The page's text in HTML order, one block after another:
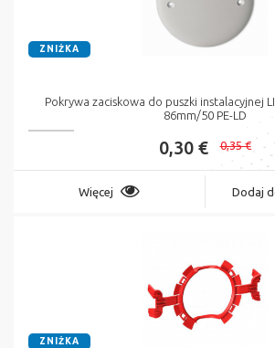
ZNIŻKA
Pokrywa zaciskowa do puszki instalacyjnej
86mm/50 PE-LD
0,30 € 0,35 €
Więcej Dodaj
ZNIŻKA